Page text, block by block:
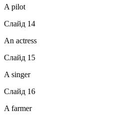
A pilot
Слайд 14
An actress
Слайд 15
A singer
Слайд 16
A farmer